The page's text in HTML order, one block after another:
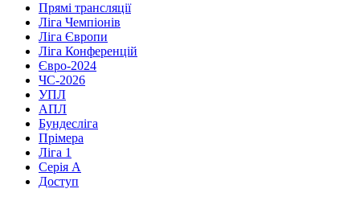
Прямі трансляції
Ліга Чемпіонів
Ліга Європи
Ліга Конференцій
Євро-2024
ЧС-2026
УПЛ
АПЛ
Бундесліга
Прімера
Ліга 1
Серія А
Доступ